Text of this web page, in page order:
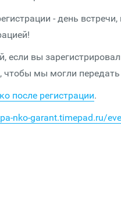
- день
вы
мы могли
после регистрации.
nko-garant.timepad.ru/